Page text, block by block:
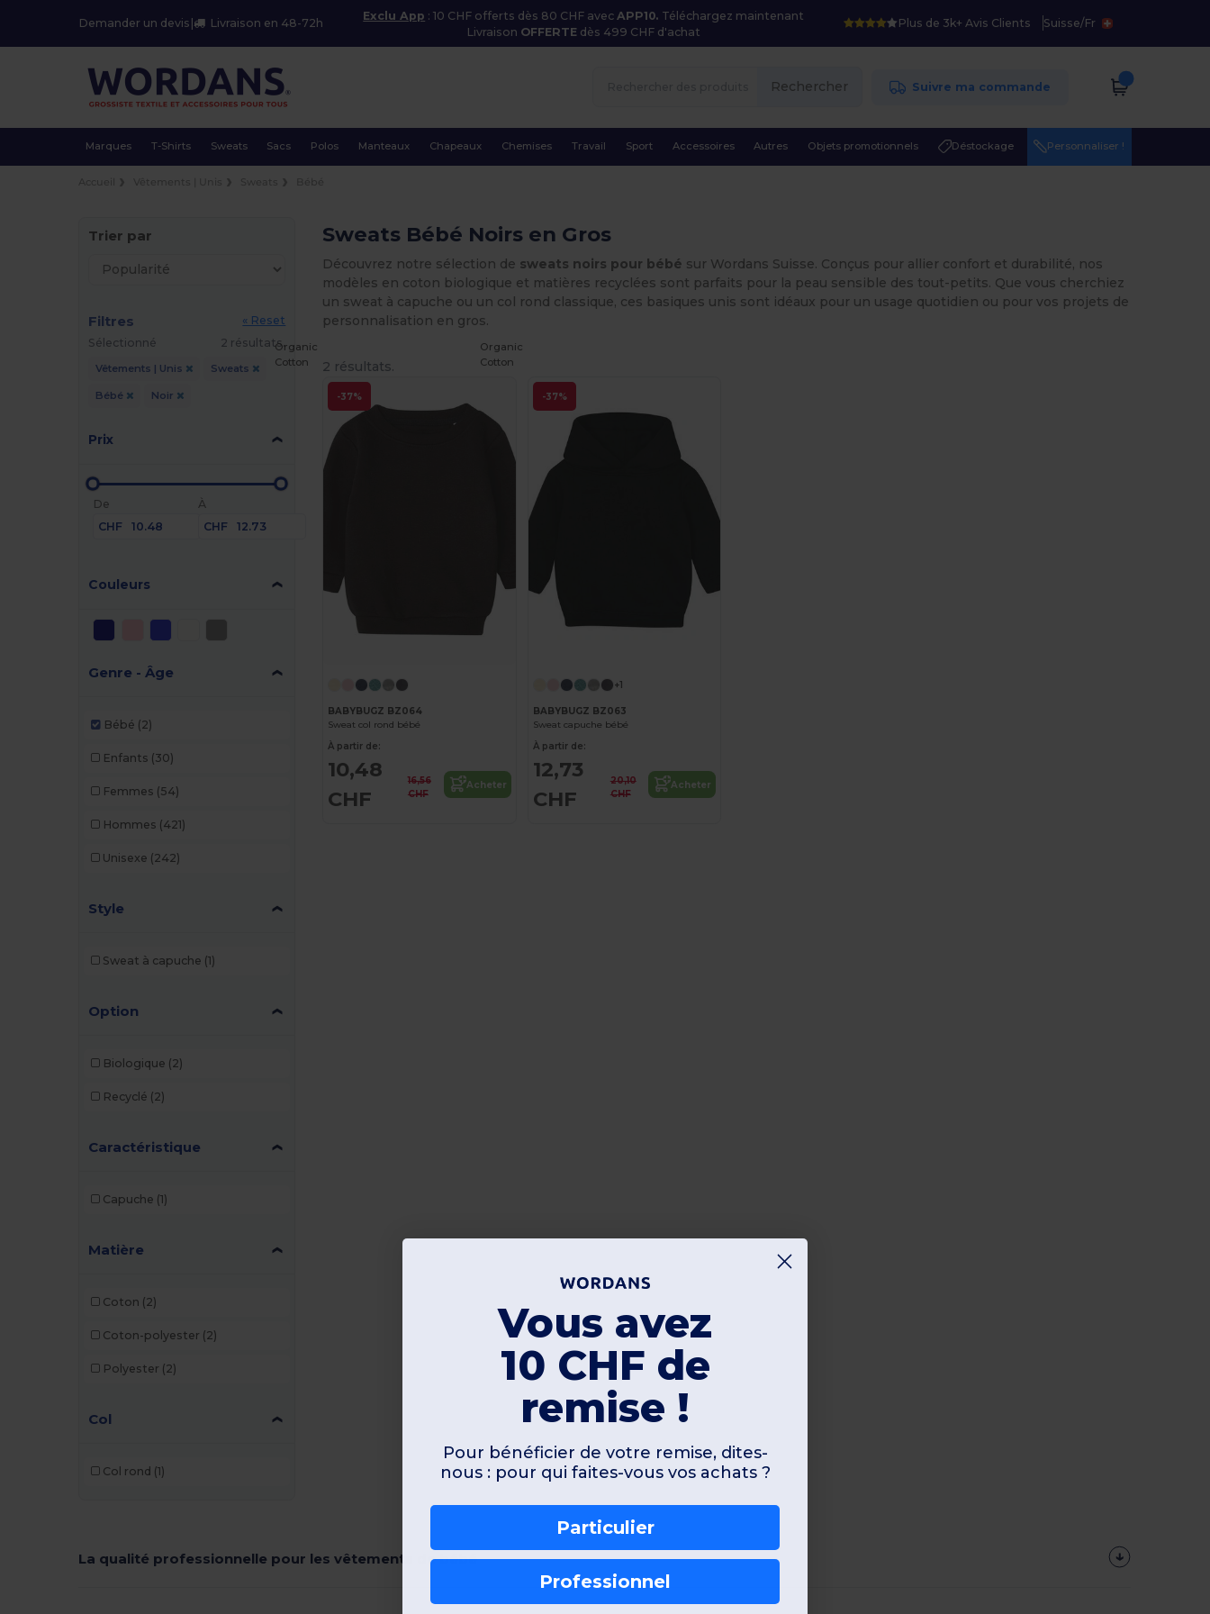
Demander un devis Livraison en 48-72h
Exclu App : 10 CHF offerts dès 80 CHF avecAPP10. Téléchargez maintenant
Livraison OFFERTE dès 499 CHF d'achat
Plus de 3k+ Avis Clients Suisse/Fr
Rechercher Suivre ma commande
Marques T-Shirts Sweats Sacs Polos Manteaux Chapeaux Chemises Travail Sport Accessoires Autres Objets promotionnels Déstockage Personnaliser !
Trier par
Filtres
« Reset
Sélectionné
2 résultats.
Vêtements | Unis Sweats
Bébé Noir
Prix
De
CHF
À
CHF
Couleurs
Genre - Âge
Bébé (2)
Enfants (30)
Femmes (54)
Hommes (421)
Unisexe (242)
Style
Sweat à capuche (1)
Option
Biologique (2)
Recyclé (2)
Caractéristique
Capuche (1)
Matière
Coton (2)
Coton-polyester (2)
Polyester (2)
Col
Col rond (1)
Sweats Bébé Noirs en Gros
Découvrez notre sélection de sweats noirs pour bébé sur Wordans Suisse. Conçus pour allier confort et durabilité, nos
modèles en coton biologique et matières recyclées sont parfaits pour la peau sensible des tout-petits. Que vous cherchiez
un sweat à capuche ou un col rond classique, ces basiques unis sont idéaux pour un usage quotidien ou pour vos projets de
personnalisation en gros.
2 résultats.
-37%
Organic
Cotton
BABYBUGZ BZ064
Sweat col rond bébé
À partir de:
10,48
CHF
16,56
CHF
Acheter
-37%
Organic
Cotton
+1
BABYBUGZ BZ063
Sweat capuche bébé
À partir de:
12,73
CHF
20,10
CHF
Acheter
La qualité professionnelle pour les vêtements de bébé
Vous avez
10 CHF de
remise !
Pour bénéficier de votre remise, dites-
nous : pour qui faites-vous vos achats ?
Particulier
Professionnel